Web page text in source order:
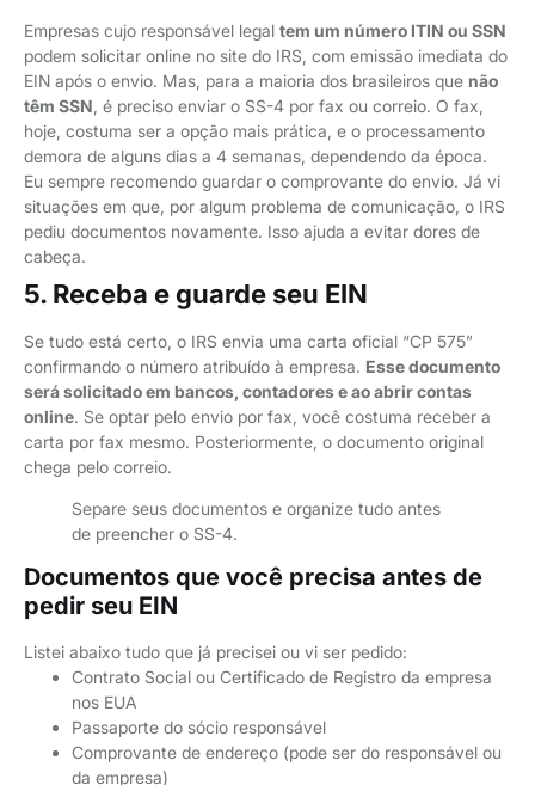
Empresas cujo responsável legal tem um número ITIN ou SSN
podem solicitar online no site do IRS, com emissão imediata do
EIN após o envio. Mas, para a maioria dos brasileiros que não
têm SSN , é preciso enviar o SS-4 por fax ou correio. O fax,
hoje, costuma ser a opção mais prática, e o processamento
demora de alguns dias a 4 semanas, dependendo da época.
Eu sempre recomendo guardar o comprovante do envio. Já vi
situações em que, por algum problema de comunicação, o IRS
pediu documentos novamente. Isso ajuda a evitar dores de
cabeça.
5. Receba e guarde seu EIN
Se tudo está certo, o IRS envia uma carta oficial “CP 575”
confirmando o número atribuído à empresa. Esse documento
será solicitado em bancos, contadores e ao abrir contas
online. Se optar pelo envio por fax, você costuma receber a
carta por fax mesmo. Posteriormente, o documento original
chega pelo correio.
Separe seus documentos e organize tudo antes
de preencher o SS-4.
Documentos que você precisa antes de
pedir seu EIN
Listei abaixo tudo que já precisei ou vi ser pedido:
Contrato Social ou Certificado de Registro da empresa
nos EUA
Passaporte do sócio responsável
Comprovante de endereço (pode ser do responsável ou
da empresa)